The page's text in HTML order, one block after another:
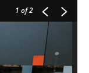
1 of 2